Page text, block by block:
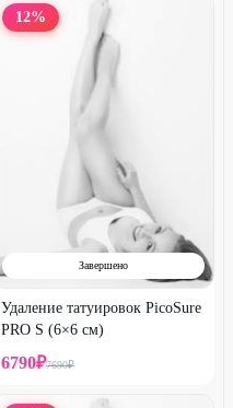
Завершено
12%
Удаление татуировок PicoSure
PRO S (6×6 см)
6790₽7690₽